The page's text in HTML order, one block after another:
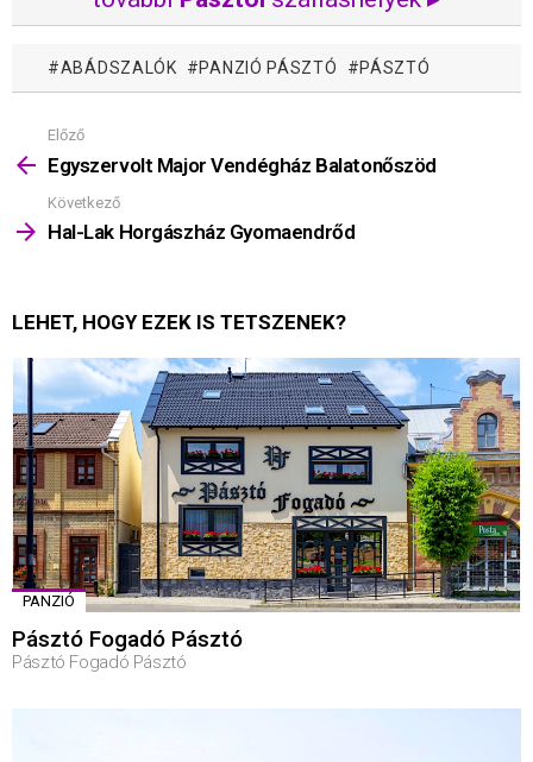
ABÁDSZALÓK PANZIÓ PÁSZTÓ PÁSZTÓ
Mutass
többet
Előző
Egyszervolt Major Vendégház Balatonőszöd
Következő
Hal-Lak Horgászház Gyomaendrőd
LEHET, HOGY EZEK IS TETSZENEK?
PANZIÓ
Pásztó Fogadó Pásztó
Pásztó Fogadó Pásztó